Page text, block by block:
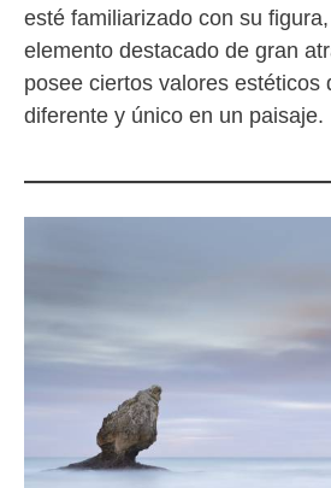
esté familiarizado con su
elemento destacado de gran
posee ciertos valores estéticos
diferente y único en un paisaje.